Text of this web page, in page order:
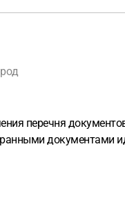
перечня
документами